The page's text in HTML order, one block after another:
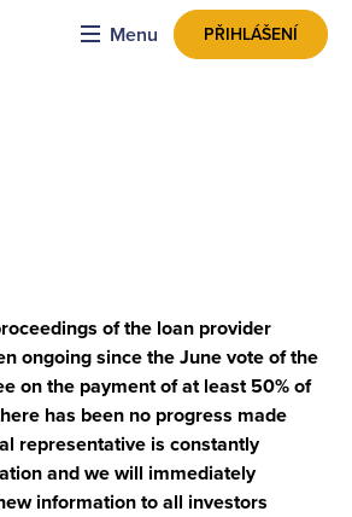
Menu PŘIHLÁŠENÍ
of the loan provider
ongoing since the June vote of the
on the payment of at least 50% of
has been no progress made
representative is constantly
and we will immediately
information to all investors